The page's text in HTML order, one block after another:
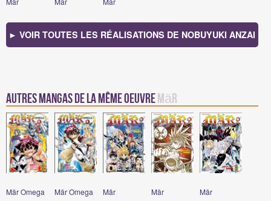
► VOIR TOUTES LES RÉALISATIONS DE NOBUYUKI ANZAI
Autres mangas de la même oeuvre Mär
Mär Omega Mär Omega Mär Mär Mär